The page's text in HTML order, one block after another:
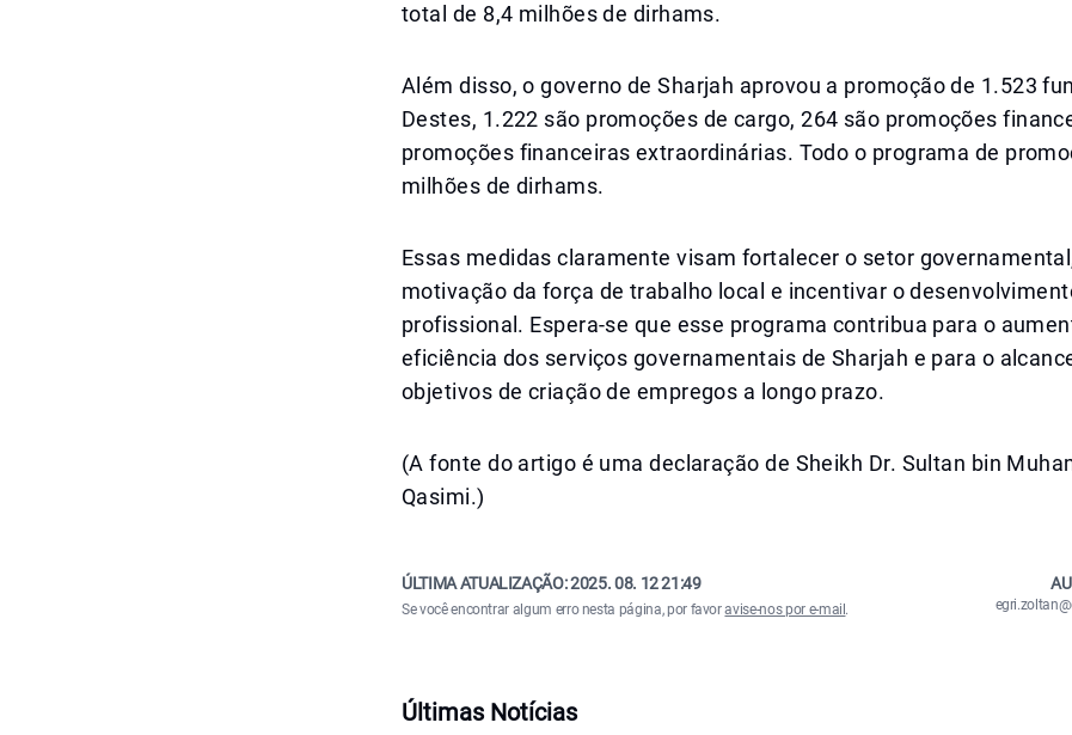
total de 8,4 milhões de dirhams.
Além disso, o governo de Sharjah aprovou a promoção de 1.523
Destes, 1.222 são promoções de cargo, 264 são promoções
promoções financeiras extraordinárias. Todo o programa de
milhões de dirhams.
Essas medidas claramente visam fortalecer o setor
motivação da força de trabalho local e incentivar o
profissional. Espera-se que esse programa contribua para o
eficiência dos serviços governamentais de Sharjah e para o
objetivos de criação de empregos a longo prazo.
(A fonte do artigo é uma declaração de Sheikh Dr. Sultan bin
Qasimi.)
ÚLTIMA ATUALIZAÇÃO:2025. 08. 12 21:49
Se você encontrar algum erro nesta página, por favoravise-nos por e-mail .
Últimas Notícias